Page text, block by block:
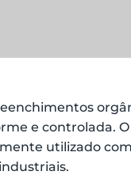
e controlada.
utilizado